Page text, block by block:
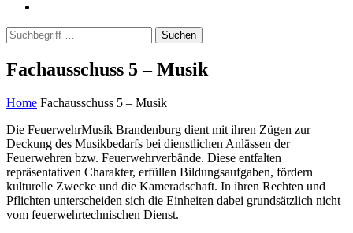
Suchen
Fachausschuss 5 – Musik
Home Fachausschuss 5 – Musik
Die FeuerwehrMusik Brandenburg dient mit ihren Zügen zur
Deckung des Musikbedarfs bei dienstlichen Anlässen der
Feuerwehren bzw. Feuerwehrverbände. Diese entfalten
repräsentativen Charakter, erfüllen Bildungsaufgaben, fördern
kulturelle Zwecke und die Kameradschaft. In ihren Rechten und
Pflichten unterscheiden sich die Einheiten dabei grundsätzlich nicht
vom feuerwehrtechnischen Dienst.